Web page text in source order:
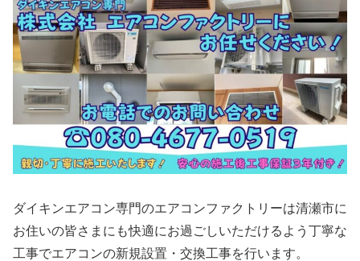
ダイキンエアコン専門のエアコンファクトリーは清瀬市に
お住いの皆さまにも快適にお過ごしいただけるよう丁寧な
工事でエアコンの新規設置・交換工事を行います。